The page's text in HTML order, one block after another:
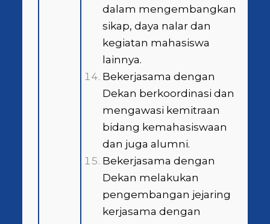
dalam mengembangkan
sikap, daya nalar dan
kegiatan mahasiswa
lainnya.
Bekerjasama dengan
Dekan berkoordinasi dan
mengawasi kemitraan
bidang kemahasiswaan
dan juga alumni.
Bekerjasama dengan
Dekan melakukan
pengembangan jejaring
kerjasama dengan